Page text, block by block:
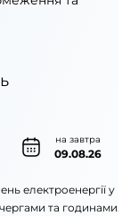
на завтра
09.08.26
електроенергії у
та годинами.